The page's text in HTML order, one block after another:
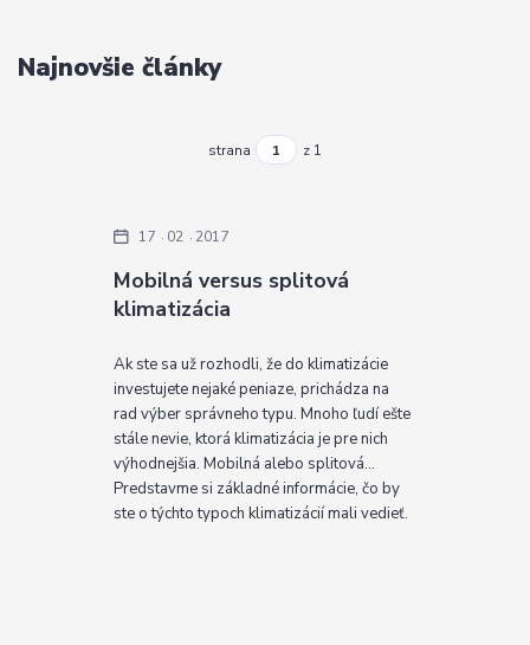
Najnovšie články
strana z 1
Mobilná versus splitová
klimatizácia
17 02 2017
Ak ste sa už rozhodli, že do klimatizácie
investujete nejaké peniaze, prichádza na
rad výber správneho typu. Mnoho ľudí ešte
stále nevie, ktorá klimatizácia je pre nich
výhodnejšia. Mobilná alebo splitová...
Predstavme si základné informácie, čo by
ste o týchto typoch klimatizácií mali vedieť.